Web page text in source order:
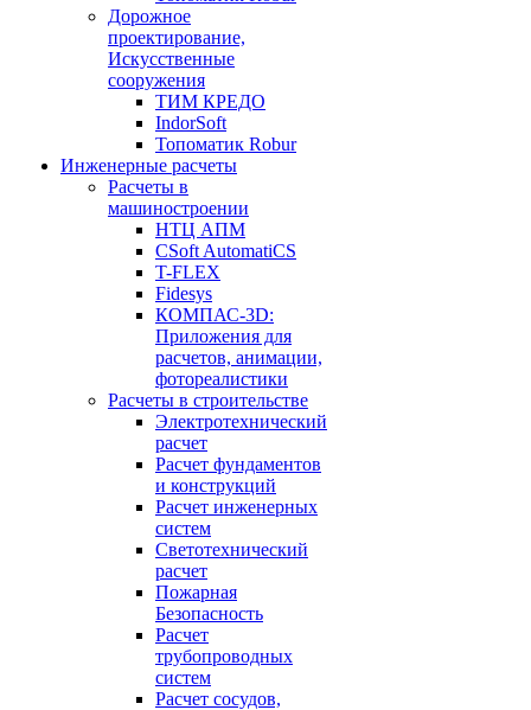
Дорожное
проектирование,
Искусственные
сооружения
ТИМ КРЕДО
IndorSoft
Топоматик Robur
Инженерные расчеты
Расчеты в
машиностроении
НТЦ АПМ
CSoft AutomatiCS
T-FLEX
Fidesys
КОМПАС-3D:
Приложения для
расчетов, анимации,
фотореалистики
Расчеты в строительстве
Электротехнический
расчет
Расчет фундаментов
и конструкций
Расчет инженерных
систем
Светотехнический
расчет
Пожарная
Безопасность
Расчет
трубопроводных
систем
Расчет сосудов,